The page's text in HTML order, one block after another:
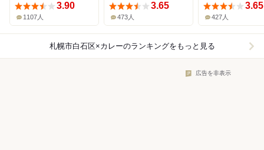
3.90
1107人
3.65
473人
3.65
427人
札幌市白石区×カレーのランキングをもっと見る
広告を非表示